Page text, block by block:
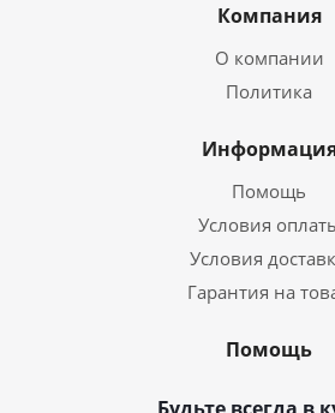
Компания
О компании
Политика
Помощь
Условия
Условия
Гарантия на
Помощь